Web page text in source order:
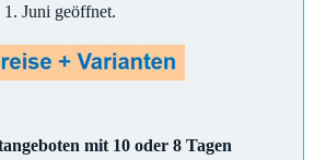
Juni geöffnet.
mit 10 oder 8 Tagen